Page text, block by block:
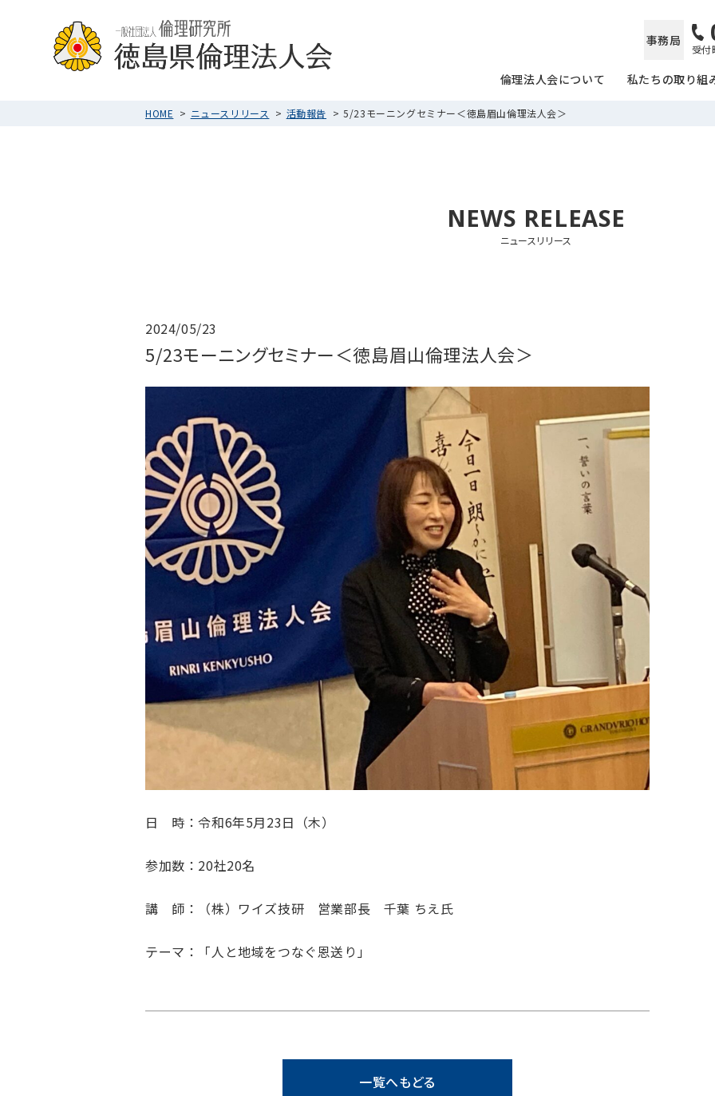
事務局
受付
倫理法人会について 私たちの取り組
HOME ニュースリリース 活動報告 5/23モーニングセミナー＜徳島眉山倫理法人会＞
NEWS RELEASE
ニュースリリース
2024/05/23
5/23モーニングセミナー＜徳島眉山倫理法人会＞
日 時：令和6年5月23日（木）
参加数：20社20名
講 師：（株）ワイズ技研 営業部長 千葉 ちえ氏
テーマ：「人と地域をつなぐ恩送り」
一覧へもどる